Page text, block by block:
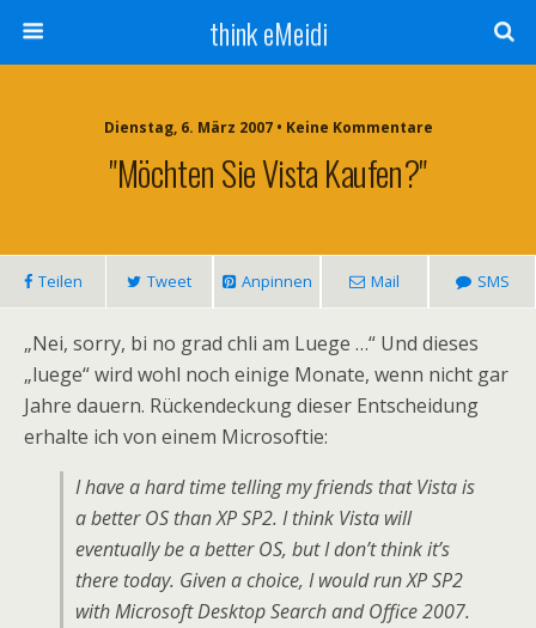
think eMeidi
Dienstag, 6. März 2007 • Keine Kommentare
"Möchten Sie Vista Kaufen?"
Teilen Tweet Anpinnen Mail SMS
„Nei, sorry, bi no grad chli am Luege …“ Und dieses
„luege“ wird wohl noch einige Monate, wenn nicht gar
Jahre dauern. Rückendeckung dieser Entscheidung
erhalte ich von einem Microsoftie:
I have a hard time telling my friends that Vista is
a better OS than XP SP2. I think Vista will
eventually be a better OS, but I don’t think it’s
there today. Given a choice, I would run XP SP2
with Microsoft Desktop Search and Office 2007.